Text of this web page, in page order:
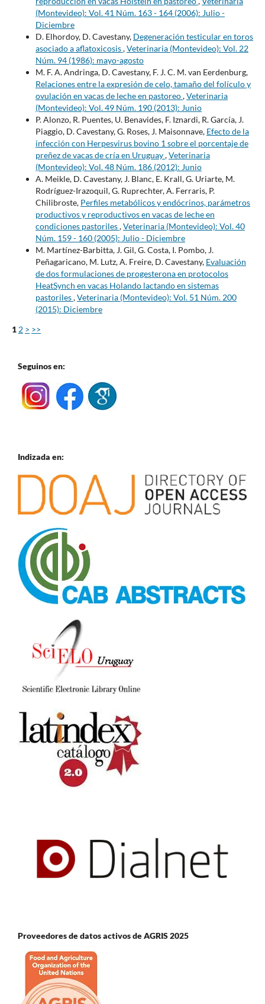
(Montevideo): Vol. 41 Núm. 163 - 164 (2006): Julio -
Diciembre
D. Elhordoy, D. Cavestany, Degeneración testicular en toros
asociado a aflatoxicosis,Veterinaria (Montevideo): Vol. 22
Núm. 94 (1986): mayo-agosto
M. F. A. Andringa, D. Cavestany, F. J. C. M. van Eerdenburg,
Relaciones entre la expresión de celo, tamaño del folículo y
ovulación en vacas de leche en pastoreo,Veterinaria
(Montevideo): Vol. 49 Núm. 190 (2013): Junio
P. Alonzo, R. Puentes, U. Benavides, F. Iznardi, R. García, J.
Piaggio, D. Cavestany, G. Roses, J. Maisonnave, Efecto de la
infección con Herpesvirus bovino 1 sobre el porcentaje de
preñez de vacas de cría en Uruguay,Veterinaria
(Montevideo): Vol. 48 Núm. 186 (2012): Junio
A. Meikle, D. Cavestany, J. Blanc, E. Krall, G. Uriarte, M.
Rodríguez-Irazoquil, G. Ruprechter, A. Ferraris, P.
Chilibroste, Perfiles metabólicos y endócrinos, parámetros
productivos y reproductivos en vacas de leche en
condiciones pastoriles,Veterinaria (Montevideo): Vol. 40
Núm. 159 - 160 (2005): Julio - Diciembre
M. Martínez-Barbitta, J. Gil, G. Costa, I. Pombo, J.
Peñagaricano, M. Lutz, A. Freire, D. Cavestany, Evaluación
de dos formulaciones de progesterona en protocolos
HeatSynch en vacas Holando lactando en sistemas
pastoriles,Veterinaria (Montevideo): Vol. 51 Núm. 200
(2015): Diciembre
1 2 > >>
Seguinos en:
Indizada en:
Proveedores de datos activos de AGRIS 2025